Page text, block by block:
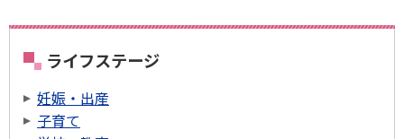
ライフステージ
妊娠・出産
子育て